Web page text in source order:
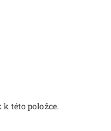
této položce.